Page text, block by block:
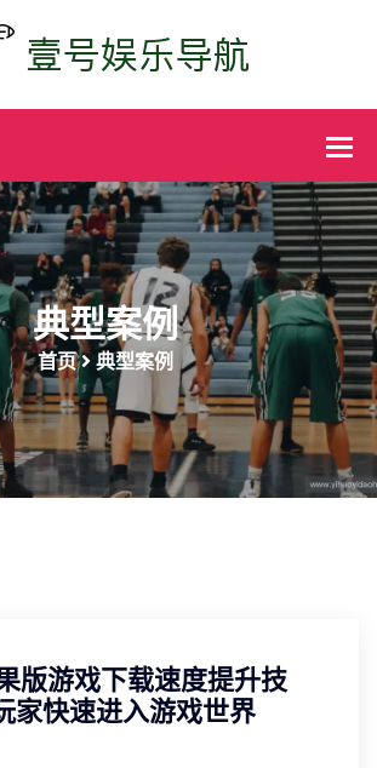
典型案例
首页 典型案例
版游戏下载速度提升技
家快速进入游戏世界